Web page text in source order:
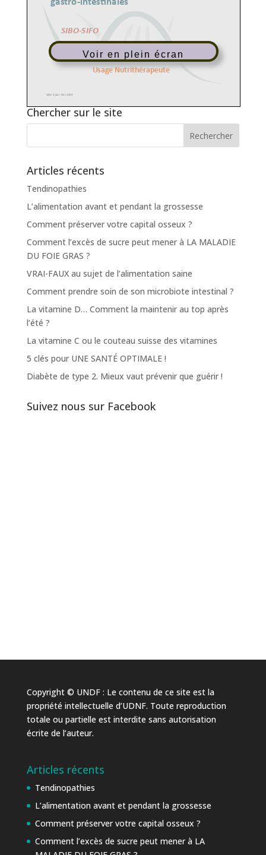
Voir en plein écran
Chercher sur le site
Articles récents
Tendinopathies
L’alimentation avant et pendant la grossesse
Comment préserver votre capital osseux ?
Comment l’excès de sucre peut mener à LA MALADIE
DU FOIE GRAS ?
VRAI-FAUX au sujet de l’alimentation saine
Comment prendre soin de son microbiote intestinal ?
La vitamine D… Comment la maintenir au top après
l’été ?
La vitamine C ou le couteau suisse des vitamines
5 clés pour UNE SANTÉ OPTIMALE !
Diabète de type 2. Mieux vaut prévenir que guérir !
Suivez nous sur Facebook
Copyright © UNDF : Le contenu de ce site est la
propriété intellectuelle d’UDNF. Toute reproduction
totale ou partielle est interdite sans autorisation
écrite de l’auteur.
Articles récents
Tendinopathies
L’alimentation avant et pendant la grossesse
Comment préserver votre capital osseux ?
Comment l’excès de sucre peut mener à LA